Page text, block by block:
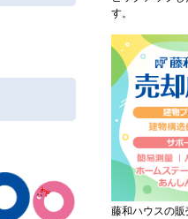
す。
藤和ハウスの